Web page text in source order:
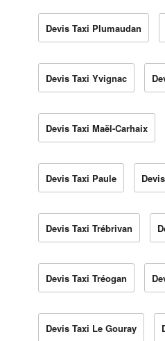
Devis Taxi Plumaudan
Devis Taxi Yvignac
Devis Taxi Maël-Carhaix
Devis Taxi Paule
Devis Taxi Trébrivan
Devis Taxi Tréogan
Devis Taxi Le Gouray